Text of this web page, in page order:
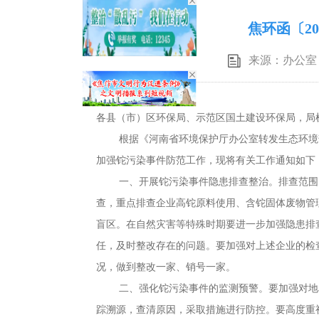
焦环函〔
来源：办公室
各县（市）区环保局、示范区国土建设环保局 ， 局
根据《河南省环境保护厅办公室转发生态环境
加强铊污染事件防范工作，现将有关工作通知如
一、开展铊污染事件隐患排查整治。 排查范
查 ， 重点排查企业高铊原料使用、含铊固体废物
盲区。在自然灾害等特殊时期要进一步加强隐患排
任，及时整改存在的问题。 要加强对上述企业的
况 ， 做到整改一家、销号一家。
二、强化铊污染事件的监测预警。 要加强对
踪溯源 ， 查清原因，采取措施进行防控。 要高度重